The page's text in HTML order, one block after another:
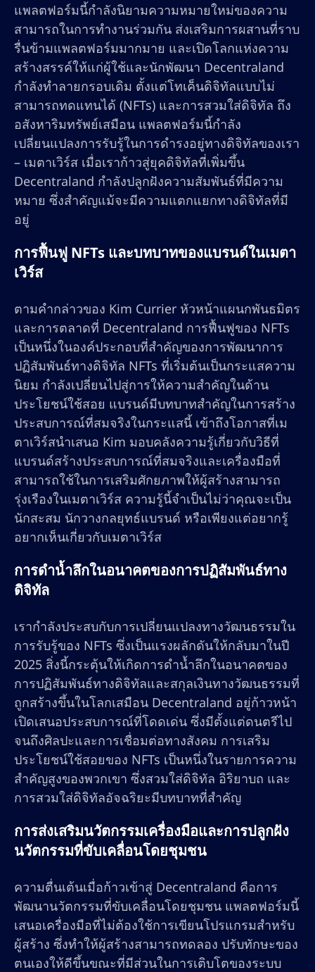
แพลตฟอร์มนี้กำลังนิยามความหมายใหม่ของความ
สามารถในการทำงานร่วมกัน ส่งเสริมการผสานที่ราบ
รื่นข้ามแพลตฟอร์มมากมาย และเปิดโลกแห่งความ
สร้างสรรค์ให้แก่ผู้ใช้และนักพัฒนา Decentraland
กำลังทำลายกรอบเดิม ตั้งแต่โทเค็นดิจิทัลแบบไม่
สามารถทดแทนได้ (NFTs) และการสวมใส่ดิจิทัล ถึง
อสังหาริมทรัพย์เสมือน แพลตฟอร์มนี้กำลัง
เปลี่ยนแปลงการรับรู้ในการดำรงอยู่ทางดิจิทัลของเรา
– เมตาเวิร์ส เมื่อเราก้าวสู่ยุคดิจิทัลที่เพิ่มขึ้น
Decentraland กำลังปลูกฝังความสัมพันธ์ที่มีความ
หมาย ซึ่งสำคัญแม้จะมีความแตกแยกทางดิจิทัลที่มี
อยู่
การฟื้นฟู NFTs และบทบาทของแบรนด์ในเมตา
เวิร์ส
ตามคำกล่าวของ Kim Currier หัวหน้าแผนกพันธมิตร
และการตลาดที่ Decentraland การฟื้นฟูของ NFTs
เป็นหนึ่งในองค์ประกอบที่สำคัญของการพัฒนาการ
ปฏิสัมพันธ์ทางดิจิทัล NFTs ที่เริ่มต้นเป็นกระแสความ
นิยม กำลังเปลี่ยนไปสู่การให้ความสำคัญในด้าน
ประโยชน์ใช้สอย แบรนด์มีบทบาทสำคัญในการสร้าง
ประสบการณ์ที่สมจริงในกระแสนี้ เข้าถึงโอกาสที่เม
ตาเวิร์สนำเสนอ Kim มอบคลังความรู้เกี่ยวกับวิธีที่
แบรนด์สร้างประสบการณ์ที่สมจริงและเครื่องมือที่
สามารถใช้ในการเสริมศักยภาพให้ผู้สร้างสามารถ
รุ่งเรืองในเมตาเวิร์ส ความรู้นี้จำเป็นไม่ว่าคุณจะเป็น
นักสะสม นักวางกลยุทธ์แบรนด์ หรือเพียงแต่อยากรู้
อยากเห็นเกี่ยวกับเมตาเวิร์ส
การดำน้ำลึกในอนาคตของการปฏิสัมพันธ์ทาง
ดิจิทัล
เรากำลังประสบกับการเปลี่ยนแปลงทางวัฒนธรรมใน
การรับรู้ของ NFTs ซึ่งเป็นแรงผลักดันให้กลับมาในปี
2025 สิ่งนี้กระตุ้นให้เกิดการดำน้ำลึกในอนาคตของ
การปฏิสัมพันธ์ทางดิจิทัลและสกุลเงินทางวัฒนธรรมที่
ถูกสร้างขึ้นในโลกเสมือน Decentraland อยู่ก้าวหน้า
เปิดเสนอประสบการณ์ที่โดดเด่น ซึ่งมีตั้งแต่ดนตรีไป
จนถึงศิลปะและการเชื่อมต่อทางสังคม การเสริม
ประโยชน์ใช้สอยของ NFTs เป็นหนึ่งในรายการความ
สำคัญสูงของพวกเขา ซึ่งสวมใส่ดิจิทัล อิริยาบถ และ
การสวมใส่ดิจิทัลอัจฉริยะมีบทบาทที่สำคัญ
การส่งเสริมนวัตกรรมเครื่องมือและการปลูกฝัง
นวัตกรรมที่ขับเคลื่อนโดยชุมชน
ความตื่นเต้นเมื่อก้าวเข้าสู่ Decentraland คือการ
พัฒนานวัตกรรมที่ขับเคลื่อนโดยชุมชน แพลตฟอร์มนี้
เสนอเครื่องมือที่ไม่ต้องใช้การเขียนโปรแกรมสำหรับ
ผู้สร้าง ซึ่งทำให้ผู้สร้างสามารถทดลอง ปรับทักษะของ
ตนเองให้ดีขึ้นขณะที่มีส่วนในการเติบโตของระบบ